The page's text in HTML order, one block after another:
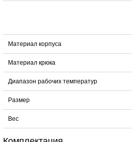
Материал корпуса
Материал крюка
Диапазон рабочих температур
Размер
Вес